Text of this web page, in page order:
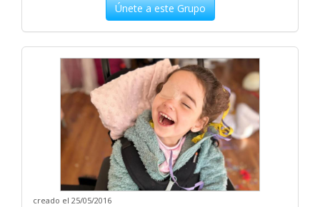
Únete a este Grupo
creado el 25/05/2016